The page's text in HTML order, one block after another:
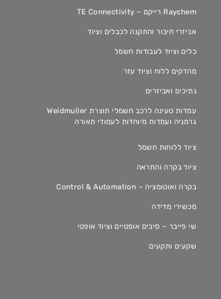
Raychem רייקם – TE Connectivity
אביזרי חיבור והתקנה לכבלים וציוד
כלים וציוד לעבודות חשמל
מהדקים ללוח וציוד עזר
נתיכים ואביזרים
עמדות טעינה לרכב חשמלי תוצרת Weidmuller
גרמניה ועמדות מיוחדות לעמודי תאורה
ציוד ללוחות חשמל
ציוד בקרה והתראה
בקרה ואוטומציה – Control & Automation
מכשירי מדידה
שי פייבר – סיבים אופטיים וציוד אופטי
שקעים ותקעים